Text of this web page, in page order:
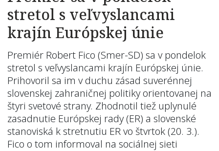
stretol s veľvyslancami
krajín Európskej únie
Premiér Robert Fico (Smer-SD) sa v pondelok
stretol s veľvyslancami krajín Európskej únie.
Prihovoril sa im v duchu zásad suverénnej
slovenskej zahraničnej politiky orientovanej na
štyri svetové strany. Zhodnotil tiež uplynulé
zasadnutie Európskej rady (ER) a slovenské
stanoviská k stretnutiu ER vo štvrtok (20. 3.).
Fico o tom informoval na sociálnej sieti